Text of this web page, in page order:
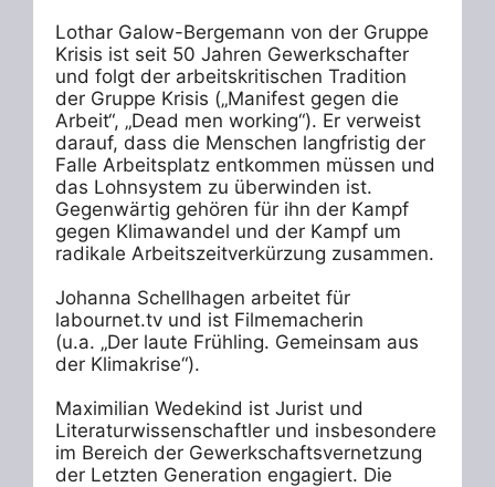
Lothar Galow-Bergemann von der Gruppe
Krisis ist seit 50 Jahren Gewerkschafter
und folgt der arbeitskritischen Tradition
der Gruppe Krisis („Manifest gegen die
Arbeit“, „Dead men working“). Er verweist
darauf, dass die Menschen langfristig der
Falle Arbeitsplatz entkommen müssen und
das Lohnsystem zu überwinden ist.
Gegenwärtig gehören für ihn der Kampf
gegen Klimawandel und der Kampf um
radikale Arbeitszeitverkürzung zusammen.
Johanna Schellhagen arbeitet für
labournet.tv und ist Filmemacherin
(u.a. „Der laute Frühling. Gemeinsam aus
der Klimakrise“).
Maximilian Wedekind ist Jurist und
Literaturwissenschaftler und insbesondere
im Bereich der Gewerkschaftsvernetzung
der Letzten Generation engagiert. Die